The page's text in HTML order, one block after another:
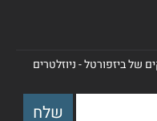
של ביזפורטל - ניוזלטרים